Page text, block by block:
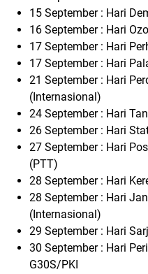
15 September : Hari
16 September : Hari
17 September : Hari
17 September : Hari
21 September : Hari
(Internasional)
24 September : Hari
26 September : Hari
27 September : Hari
(PTT)
28 September : Hari
28 September : Hari
(Internasional)
29 September : Hari
30 September : Hari
G30S/PKI